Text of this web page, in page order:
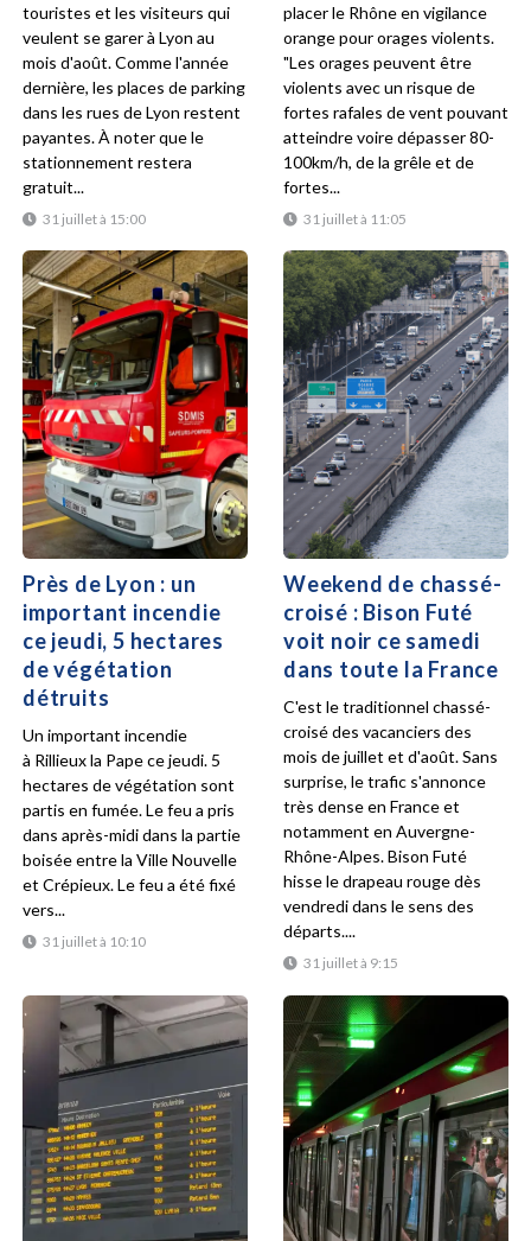
31 juillet à 15:00
touristes et les visiteurs qui
veulent se garer à Lyon au
mois d'août. Comme l'année
dernière, les places de parking
dans les rues de Lyon restent
payantes. À noter que le
stationnement restera
gratuit...
31 juillet à 11:05
placer le Rhône en vigilance
orange pour orages violents.
"Les orages peuvent être
violents avec un risque de
fortes rafales de vent pouvant
atteindre voire dépasser 80-
100km/h, de la grêle et de
fortes...
Près de Lyon : un
important incendie
ce jeudi, 5 hectares
de végétation
détruits
31 juillet à 10:10
Un important incendie
à Rillieux la Pape ce jeudi. 5
hectares de végétation sont
partis en fumée. Le feu a pris
dans après-midi dans la partie
boisée entre la Ville Nouvelle
et Crépieux. Le feu a été fixé
vers...
Weekend de chassé-
croisé : Bison Futé
voit noir ce samedi
dans toute la France
31 juillet à 9:15
C'est le traditionnel chassé-
croisé des vacanciers des
mois de juillet et d'août. Sans
surprise, le trafic s'annonce
très dense en France et
notamment en Auvergne-
Rhône-Alpes. Bison Futé
hisse le drapeau rouge dès
vendredi dans le sens des
départs....